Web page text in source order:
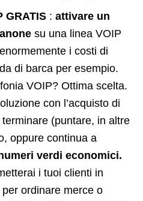
GRATIS : attivare un
su una linea VOIP
i costi di
di barca per esempio.
VOIP? Ottima scelta.
con l’acquisto di
(puntare, in altre
oppure continua a
verdi economici.
i tuoi clienti in
ordinare merce o